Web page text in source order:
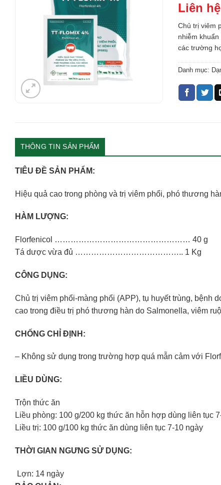
Liên
Chủ trị viêm
nhiễm
các trường
Danh mục:
THÔNG TIN SẢN PHẨM
TIÊU ĐỀ SẢN PHẨM:
Hiệu quả cao trong phòng và trị viêm phổi, phó thương
HÀM LƯỢNG:
Florfenicol …………………………………………… 40 g
Tá dược vừa đủ ………………………………….. 1 Kg
CÔNG DỤNG:
Chủ trị viêm phổi-màng phổi (APP), tụ huyết trùng, bệnh
cao trong điều trị phó thương hàn do Salmonella, viêm
CHỐNG CHỈ ĐỊNH:
– Không sử dụng trong trường hợp quá mẫn cảm với
LIỀU DÙNG:
Trộn thức ăn
Liều phòng: 100 g/200 kg thức ăn hỗn hợp dùng liên tục
Liều trị: 100 g/100 kg thức ăn dùng liên tục 7-10 ngày
THỜI GIAN NGƯNG SỬ DỤNG:
Lợn: 14 ngày